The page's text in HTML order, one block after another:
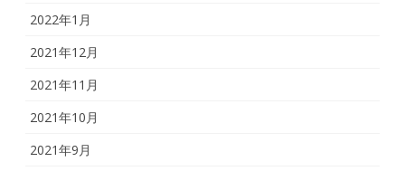
2022年1月
2021年12月
2021年11月
2021年10月
2021年9月